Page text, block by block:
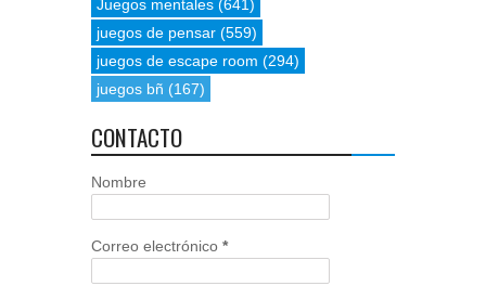
Juegos mentales (641)
juegos de pensar (559)
juegos de escape room (294)
juegos bñ (167)
CONTACTO
Nombre
Correo electrónico *